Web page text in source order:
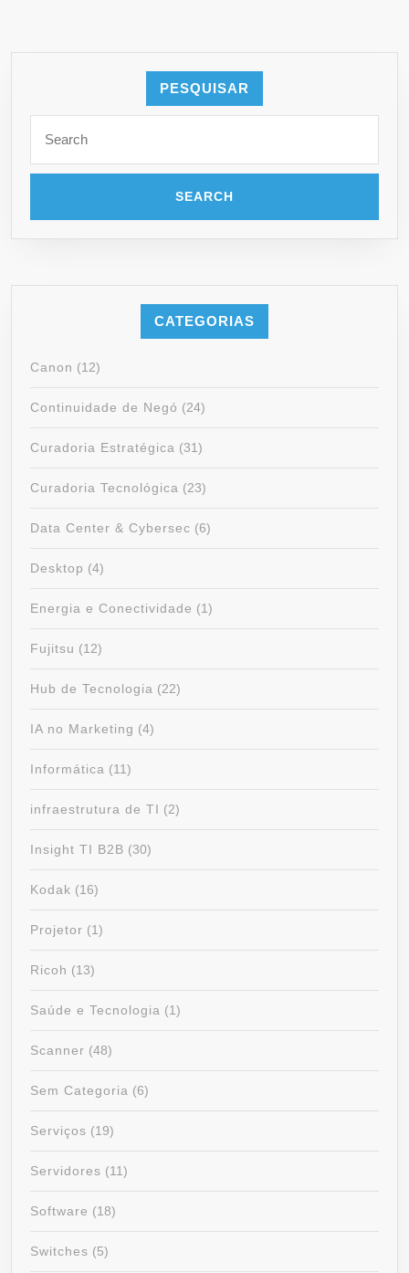
PESQUISAR
CATEGORIAS
Canon (12)
Continuidade de Negó (24)
Curadoria Estratégica (31)
Curadoria Tecnológica (23)
Data Center & Cybersec (6)
Desktop (4)
Energia e Conectividade (1)
Fujitsu (12)
Hub de Tecnologia (22)
IA no Marketing (4)
Informática (11)
infraestrutura de TI (2)
Insight TI B2B (30)
Kodak (16)
Projetor (1)
Ricoh (13)
Saúde e Tecnologia (1)
Scanner (48)
Sem Categoria (6)
Serviços (19)
Servidores (11)
Software (18)
Switches (5)